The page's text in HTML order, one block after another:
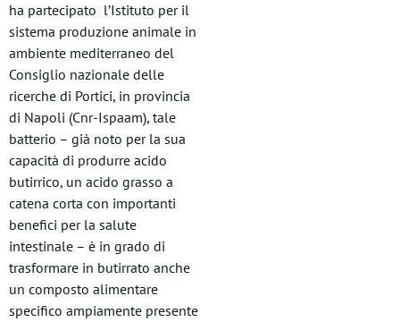
ha partecipato l’Istituto per il
sistema produzione animale in
ambiente mediterraneo del
Consiglio nazionale delle
ricerche di Portici, in provincia
di Napoli (Cnr-Ispaam), tale
batterio – già noto per la sua
capacità di produrre acido
butirrico, un acido grasso a
catena corta con importanti
benefici per la salute
intestinale – è in grado di
trasformare in butirrato anche
un composto alimentare
specifico ampiamente presente